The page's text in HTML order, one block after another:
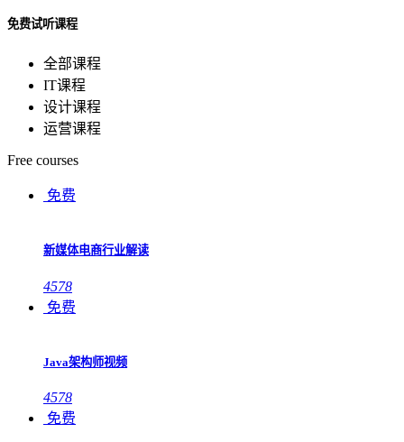
免费试听课程
全部课程
IT课程
设计课程
运营课程
Free courses
免费
新媒体电商行业解读
4578
免费
Java架构师视频
4578
免费